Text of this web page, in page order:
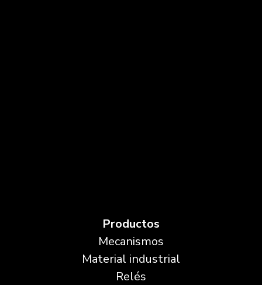
Productos
Mecanismos
Material industrial
Relés